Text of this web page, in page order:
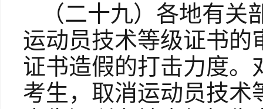
（二十九） 各地有关
运动员技术等级证书的
证书造假的打击力度。
考生，取消运动员技术